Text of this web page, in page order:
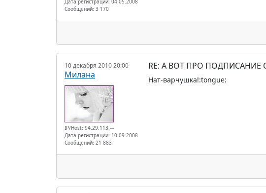
Дата регистрации: 04.05.2008
Сообщений: 3 170
10 декабря 2010 20:00
Милана
IP/Host: 94.29.113.---
Дата регистрации: 10.09.2008
Сообщений: 21 883
RE: А ВОТ ПРО ПОДПИСАНИЕ
Нат-варчушка!:tongue: